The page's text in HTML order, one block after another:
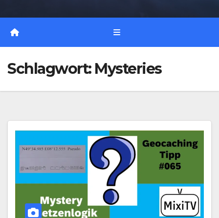
Schlagwort: Mysteries